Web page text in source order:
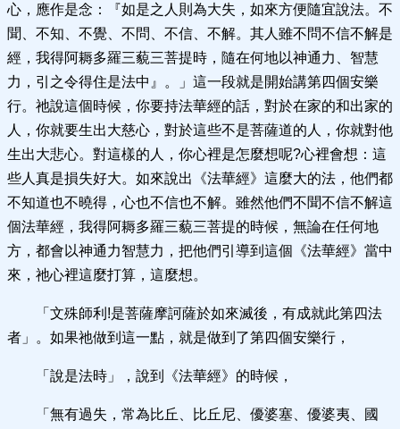
心，應作是念：『如是之人則為大失，如來方便隨宜說法。不
聞、不知、不覺、不問、不信、不解。其人雖不問不信不解是
經，我得阿耨多羅三藐三菩提時，隨在何地以神通力、智慧
力，引之令得住是法中』。」這一段就是開始講第四個安樂
行。祂說這個時候，你要持法華經的話，對於在家的和出家的
人，你就要生出大慈心，對於這些不是菩薩道的人，你就對他
生出大悲心。對這樣的人，你心裡是怎麼想呢?心裡會想：這
些人真是損失好大。如來說出《法華經》這麼大的法，他們都
不知道也不曉得，心也不信也不解。雖然他們不聞不信不解這
個法華經，我得阿耨多羅三藐三菩提的時候，無論在任何地
方，都會以神通力智慧力，把他們引導到這個《法華經》當中
來，祂心裡這麼打算，這麼想。
「文殊師利!是菩薩摩訶薩於如來滅後，有成就此第四法
者」。如果祂做到這一點，就是做到了第四個安樂行，
「說是法時」，說到《法華經》的時候，
「無有過失，常為比丘、比丘尼、優婆塞、優婆夷、國